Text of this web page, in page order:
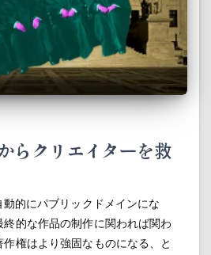
らクリエイターを救
的にパブリックドメインにな
的な作品の制作に関われば関わ
権はより強固なものになる、と